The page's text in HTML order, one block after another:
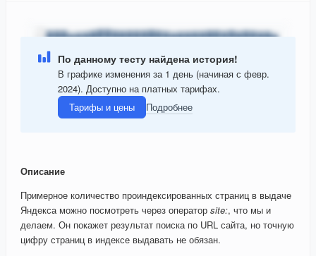
По данному тесту найдена история!
В графике изменения за 1 день (начиная с февр.
2024). Доступно на платных тарифах.
Тарифы и цены
Подробнее
Описание
Примерное количество проиндексированных страниц в выдаче
Яндекса можно посмотреть через оператор site:, что мы и
делаем. Он покажет результат поиска по URL сайта, но точную
цифру страниц в индексе выдавать не обязан.